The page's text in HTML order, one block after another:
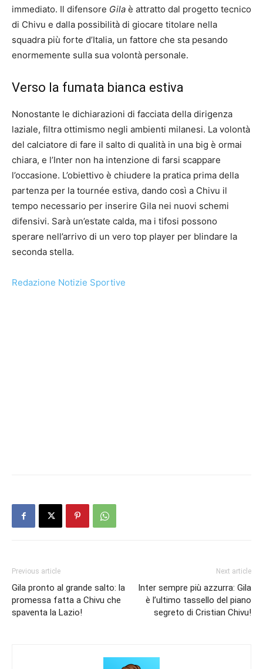
immediato. Il difensore Gila è attratto dal progetto tecnico
di Chivu e dalla possibilità di giocare titolare nella
squadra più forte d’Italia, un fattore che sta pesando
enormemente sulla sua volontà personale.
Verso la fumata bianca estiva
Nonostante le dichiarazioni di facciata della dirigenza
laziale, filtra ottimismo negli ambienti milanesi. La volontà
del calciatore di fare il salto di qualità in una big è ormai
chiara, e l’Inter non ha intenzione di farsi scappare
l’occasione. L’obiettivo è chiudere la pratica prima della
partenza per la tournée estiva, dando così a Chivu il
tempo necessario per inserire Gila nei nuovi schemi
difensivi. Sarà un’estate calda, ma i tifosi possono
sperare nell’arrivo di un vero top player per blindare la
seconda stella.
Redazione Notizie Sportive
Previous article
Gila pronto al grande salto: la
promessa fatta a Chivu che
spaventa la Lazio!
Next article
Inter sempre più azzurra: Gila
è l’ultimo tassello del piano
segreto di Cristian Chivu!